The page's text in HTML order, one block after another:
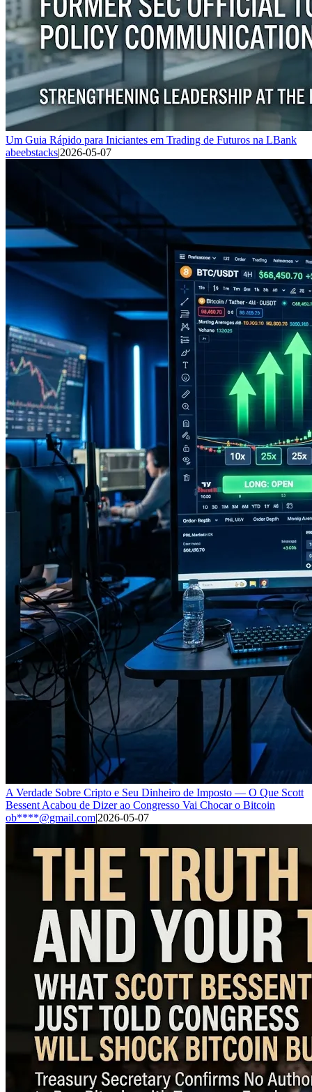
Um Guia Rápido para Iniciantes em Trading de Futuros na LBank
abeebstacks|2026-05-07
A Verdade Sobre Cripto e Seu Dinheiro de Imposto — O Que Scott
Bessent Acabou de Dizer ao Congresso Vai Chocar o Bitcoin
ob****@gmail.com|2026-05-07